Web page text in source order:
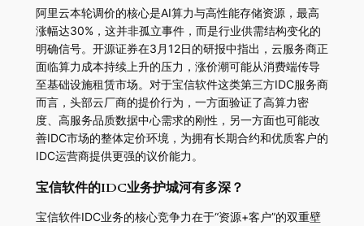
阿里云本轮调价的核心是AI算力与高性能存储资源，最高
涨幅达30%，这并非孤立事件，而是行业供需结构变化的
明确信号。开源证券在3月12日的研报中指出，云服务商正
面临算力成本持续上升的压力，涨价潮可能从消费端传导
至基础设施租赁市场。对于宝信软件这类第三方IDC服务商
而言，头部云厂商的提价行为，一方面验证了高算力密
度、高服务品质数据中心需求的刚性，另一方面也可能改
善IDC市场的整体定价环境，为拥有长期合约和优质客户的
IDC运营商提供更强的议价能力。
宝信软件的IDC业务护城河有多深？
宝信软件IDC业务的核心竞争力在于“资源+客户”的双重壁